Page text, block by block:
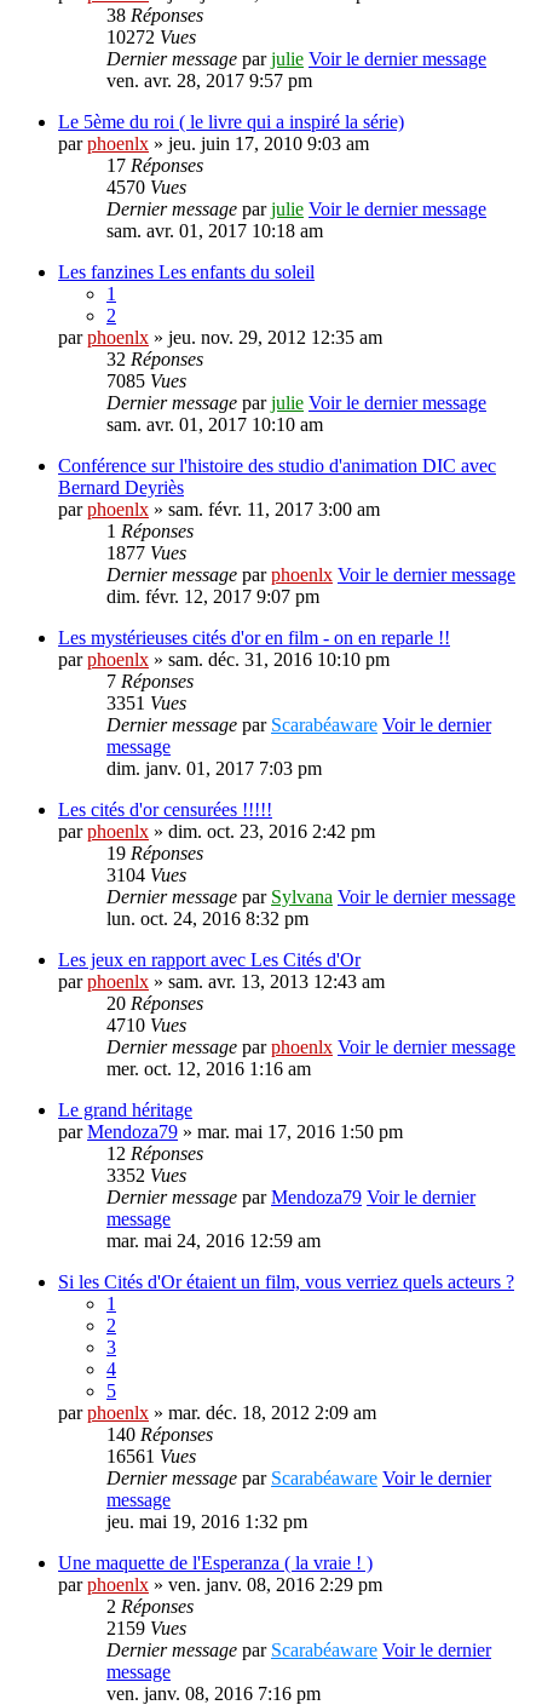
38 Réponses
10272 Vues
Dernier message parjulie Voir le dernier message
ven. avr. 28, 2017 9:57 pm
Le 5ème du roi ( le livre qui a inspiré la série)
parphoenlx » jeu. juin 17, 2010 9:03 am
17 Réponses
4570 Vues
Dernier message parjulie Voir le dernier message
sam. avr. 01, 2017 10:18 am
Les fanzines Les enfants du soleil
1
2
parphoenlx » jeu. nov. 29, 2012 12:35 am
32 Réponses
7085 Vues
Dernier message parjulie Voir le dernier message
sam. avr. 01, 2017 10:10 am
Conférence sur l'histoire des studio d'animation DIC avec
Bernard Deyriès
parphoenlx » sam. févr. 11, 2017 3:00 am
1 Réponses
1877 Vues
Dernier message parphoenlx Voir le dernier message
dim. févr. 12, 2017 9:07 pm
Les mystérieuses cités d'or en film - on en reparle !!
parphoenlx » sam. déc. 31, 2016 10:10 pm
7 Réponses
3351 Vues
Dernier message par Scarabéaware Voir le dernier
message
dim. janv. 01, 2017 7:03 pm
Les cités d'or censurées !!!!!
parphoenlx » dim. oct. 23, 2016 2:42 pm
19 Réponses
3104 Vues
Dernier message par Sylvana Voir le dernier message
lun. oct. 24, 2016 8:32 pm
Les jeux en rapport avec Les Cités d'Or
parphoenlx » sam. avr. 13, 2013 12:43 am
20 Réponses
4710 Vues
Dernier message parphoenlx Voir le dernier message
mer. oct. 12, 2016 1:16 am
Le grand héritage
parMendoza79 » mar. mai 17, 2016 1:50 pm
12 Réponses
3352 Vues
Dernier message parMendoza79 Voir le dernier
message
mar. mai 24, 2016 12:59 am
Si les Cités d'Or étaient un film, vous verriez quels acteurs ?
1
2
3
4
5
parphoenlx » mar. déc. 18, 2012 2:09 am
140 Réponses
16561 Vues
Dernier message par Scarabéaware Voir le dernier
message
jeu. mai 19, 2016 1:32 pm
Une maquette de l'Esperanza ( la vraie ! )
parphoenlx » ven. janv. 08, 2016 2:29 pm
2 Réponses
2159 Vues
Dernier message par Scarabéaware Voir le dernier
message
ven. janv. 08, 2016 7:16 pm